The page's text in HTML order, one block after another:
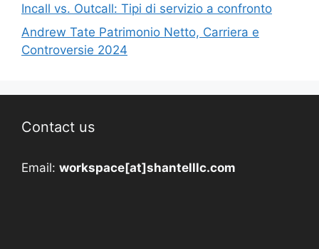
Incall vs. Outcall: Tipi di servizio a confronto
Andrew Tate Patrimonio Netto, Carriera e
Controversie 2024
Contact us
Email: workspace[at]shantelllc.com